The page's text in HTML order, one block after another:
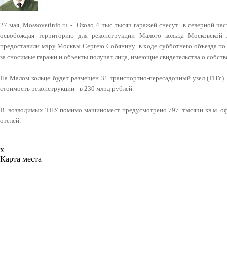
27 мая, Mossovetinfo.ru - Около 4 тыс тысяч гаражей снесут в северной
освобождая территорию для реконструкции Малого кольца
предоставили мэру Москвы Сергею Собянину в ходе субботнего
за сносимые гаражи и объекты получат лица, имеющие свидетельства о
На Малом кольце будет размещен 31 транспортно-пересадочный узел
стоимость реконструкции - в 230 млрд рублей.
В возводимых ТПУ помимо машиномест предусмотрено 797 тысячи кв.м
отелей.
x
Карта места